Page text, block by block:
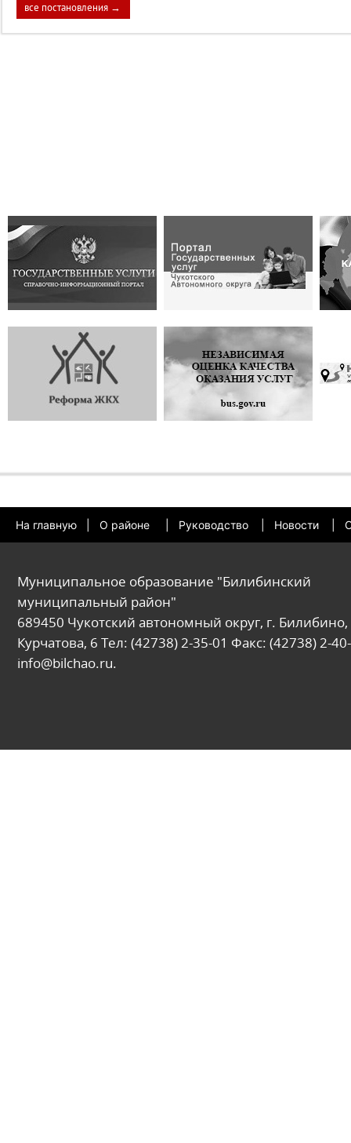
все постановления →
На главную О районе Руководство Новости
Муниципальное образование "Билибинский
муниципальный район"
689450 Чукотский автономный округ, г. Билибино,
Курчатова, 6 Тел: (42738) 2-35-01 Факс: (42738) 2-
info@bilchao.ru.